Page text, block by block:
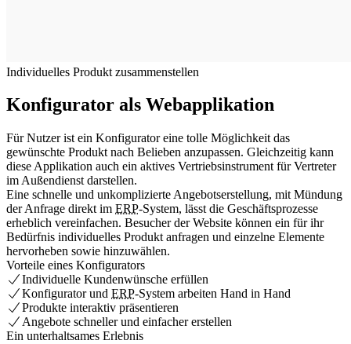
Individuelles Produkt zusammenstellen
Konfigurator als Webapplikation
Für Nutzer ist ein Konfigurator eine tolle Möglichkeit das
gewünschte Produkt nach Belieben anzupassen. Gleichzeitig kann
diese Applikation auch ein aktives Vertriebsinstrument für Vertreter
im Außendienst darstellen.
Eine schnelle und unkomplizierte Angebotserstellung, mit Mündung
der Anfrage direkt im ERP-System, lässt die Geschäftsprozesse
erheblich vereinfachen. Besucher derWebsite können ein für ihr
Bedürfnis individuelles Produkt anfragen und einzelne Elemente
hervorheben sowie hinzuwählen.
Vorteile eines Konfigurators
Individuelle Kundenwünsche erfüllen
Konfigurator und ERP-System arbeiten Hand in Hand
Produkte interaktiv präsentieren
Angebote schneller und einfacher erstellen
Ein unterhaltsames Erlebnis